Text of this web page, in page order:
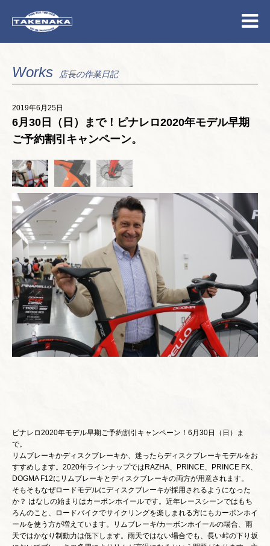
Works 店長の作業日記
2019年6月25日
6月30日（日）まで！ピナレロ2020年モデル早期
ご予約割引キャンペーン。
ピナレロ2020年モデル早期ご予約割引キャンペーン！6月30日（日）ま
で。
リムブレーキかディスクブレーキか、迷ったらディスクブレーキモデルをお
すすめします。2020年ラインナップではRAZHA、PRINCE、PRINCE FX、
DOGMA F12にリムブレーキとディスクブレーキの両方が用意されます。
そもそもなぜロードモデルにディスクブレーキが採用されるようになった
か？ はなしの始まりはカーボンホイールです。近年レースシーンではもち
ろんのこと、ロードバイクでサイクリングを楽しまれる方にもカーボンホイ
ールを使う方が増えています。リムブレーキ/カーボンホイールの場合、雨
天ではかなり制動力は低下します。雨天ではない場合でも、長い峠の下り坂